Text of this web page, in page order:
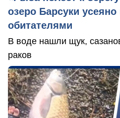
озеро Барсуки
обитателями
В воде нашли щук,
раков